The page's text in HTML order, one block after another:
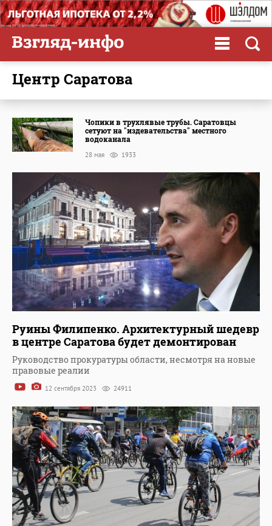
центр Саратова
Чопики в трухлявые трубы. Саратовцы
сетуют на "издевательства" местного
водоканала
28 мая 1933
Руины Филипенко. Архитектурный шедевр
в центре Саратова будет демонтирован
Руководство прокуратуры области, несмотря на новые
правовые реалии
12 сентября 2023 24911